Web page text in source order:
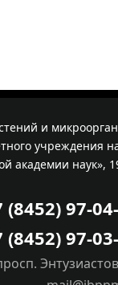
и
учреждения
академии наук»,
(8452) 97-
(8452) 97-